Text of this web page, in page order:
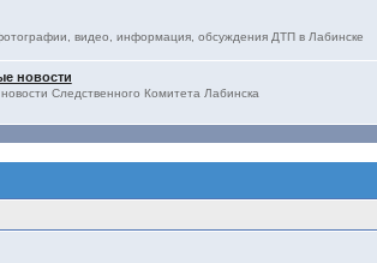
видео, информация, обсуждения ДТП в Лабинске
новости
Следственного Комитета Лабинска